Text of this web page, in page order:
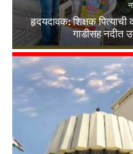
हृदयदावक: शिक्षक
गाडीसह नदीत